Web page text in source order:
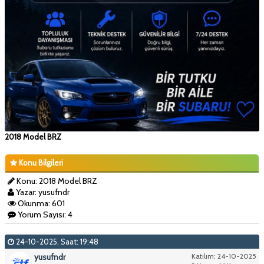
2018 Model BRZ
Konu Bilgileri
Konu: 2018 Model BRZ
Yazar: yusufndr
Okunma: 601
Yorum Sayısı: 4
24-10-2025, Saat: 19:48
Katılım: 24-10-2025
yusufndr